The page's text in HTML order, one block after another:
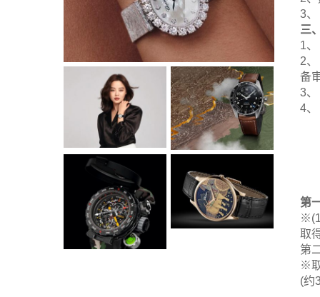
3、
三
1
2
备
3、
4、
第
取
第
※
(约